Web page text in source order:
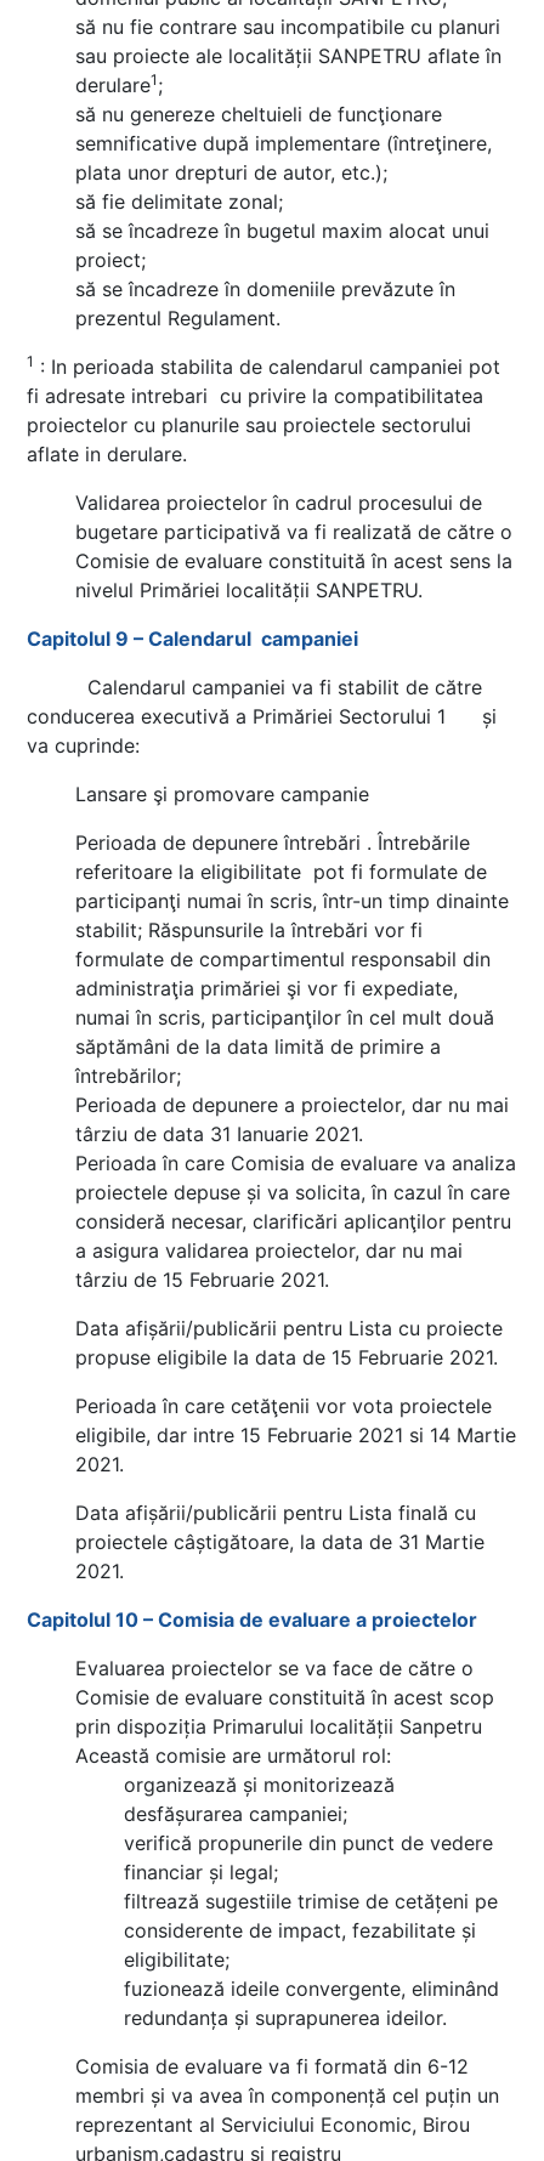
să nu fie contrare sau incompatibile cu planuri
sau proiecte ale localității SANPETRU aflate în
derulare1 ;
să nu genereze cheltuieli de funcţionare
semnificative după implementare (întreţinere,
plata unor drepturi de autor, etc.);
să fie delimitate zonal;
să se încadreze în bugetul maxim alocat unui
proiect;
să se încadreze în domeniile prevăzute în
prezentul Regulament.
1 : In perioada stabilita de calendarul campaniei pot
fi adresate intrebari cu privire la compatibilitatea
proiectelor cu planurile sau proiectele sectorului
aflate in derulare.
Validarea proiectelor în cadrul procesului de
bugetare participativă va fi realizată de către o
Comisie de evaluare constituită în acest sens la
nivelul Primăriei localității SANPETRU.
Capitolul 9 – Calendarul campaniei
Calendarul campaniei va fi stabilit de către
conducerea executivă a Primăriei Sectorului 1 și
va cuprinde:
Lansare şi promovare campanie
Perioada de depunere întrebări . Întrebările
referitoare la eligibilitate pot fi formulate de
participanţi numai în scris, într-un timp dinainte
stabilit; Răspunsurile la întrebări vor fi
formulate de compartimentul responsabil din
administraţia primăriei şi vor fi expediate,
numai în scris, participanţilor în cel mult două
săptămâni de la data limită de primire a
întrebărilor;
Perioada de depunere a proiectelor, dar nu mai
târziu de data 31 Ianuarie 2021.
Perioada în care Comisia de evaluare va analiza
proiectele depuse și va solicita, în cazul în care
consideră necesar, clarificări aplicanţilor pentru
a asigura validarea proiectelor, dar nu mai
târziu de 15 Februarie 2021.
Data afișării/publicării pentru Lista cu proiecte
propuse eligibile la data de 15 Februarie 2021.
Perioada în care cetăţenii vor vota proiectele
eligibile, dar intre 15 Februarie 2021 si 14 Martie
2021.
Data afișării/publicării pentru Lista finală cu
proiectele câștigătoare, la data de 31 Martie
2021.
Capitolul 10 – Comisia de evaluare a proiectelor
Evaluarea proiectelor se va face de către o
Comisie de evaluare constituită în acest scop
prin dispoziția Primarului localității Sanpetru
Această comisie are următorul rol:
organizează și monitorizează
desfășurarea campaniei;
verifică propunerile din punct de vedere
financiar și legal;
filtrează sugestiile trimise de cetățeni pe
considerente de impact, fezabilitate și
eligibilitate;
fuzionează ideile convergente, eliminând
redundanța și suprapunerea ideilor.
Comisia de evaluare va fi formată din 6-12
membri și va avea în componență cel puțin un
reprezentant al Serviciului Economic, Birou
urbanism,cadastru si registru